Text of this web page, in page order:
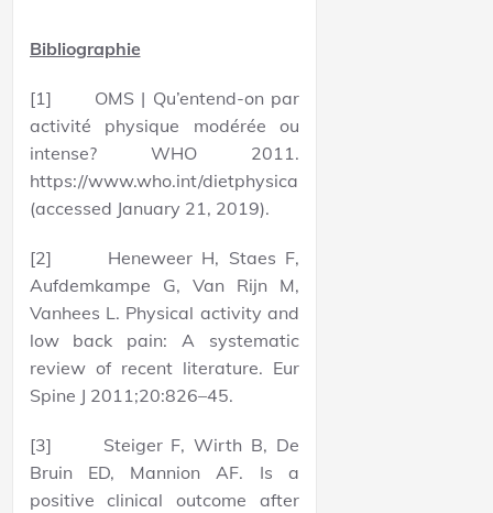
Bibliographie
[1] OMS | Qu’entend-on par
activité physique modérée ou
intense? WHO 2011.
https://www.who.int/dietphysicalactivity/
(accessed January 21, 2019).
[2] Heneweer H, Staes F,
Aufdemkampe G, Van Rijn M,
Vanhees L. Physical activity and
low back pain: A systematic
review of recent literature. Eur
Spine J 2011;20:826–45.
[3] Steiger F, Wirth B, De
Bruin ED, Mannion AF. Is a
positive clinical outcome after